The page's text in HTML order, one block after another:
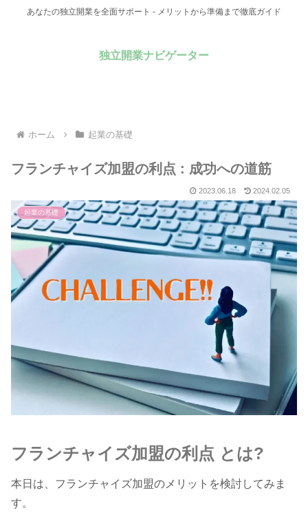
あなたの独立開業を全面サポート - メリットから準備まで徹底ガイド
独立開業ナビゲーター
ホーム 起業の基礎
フランチャイズ加盟の利点 : 成功への道筋
2023.06.18 2024.02.05
起業の基礎
フランチャイズ加盟の利点 とは?
本日は、フランチャイズ加盟のメリットを検討してみま
す。